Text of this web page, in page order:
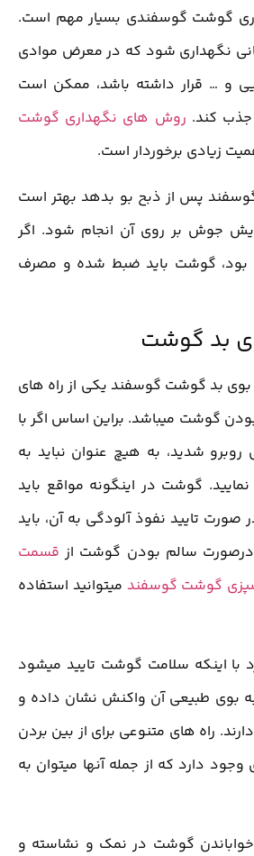
گوشت گوسفندی بسیار مهم است.
نگهداری شود که در معرض موادی
و … قرار داشته باشد، ممکن است
کند. روش های نگهداری گوشت
زیادی برخوردار است.
پس از ذبح بو بدهد بهتر است
آزمایش جوش بر روی آن انجام شود. اگر
بود، گوشت باید ضبط شده و مصرف
بد گوشت
بد گوشت گوسفند یکی از راه های
گوشت میباشد. براین اساس اگر با
شدید، به هیچ عنوان نباید به
نمایید. گوشت در اینگونه مواقع باید
صورت تایید نفوذ آلودگی به آن، باید
درصورت سالم بودن گوشت از قسمت
گوشت گوسفند میتوانید استفاده
با اینکه سلامت گوشت تایید میشود
به بوی طبیعی آن واکنش نشان داده و
راه های متنوعی برای از بین بردن
دارد که از جمله آنها میتوان به
گوشت در نمک و نشاسته و